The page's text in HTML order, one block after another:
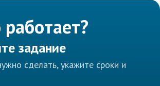
задание
сделать, укажите сроки и